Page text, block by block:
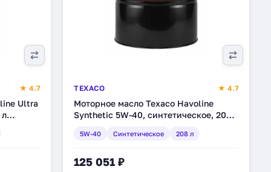
★ 4.7
Ultra
л
TEXACO ★ 4.7
Моторное масло Texaco Havoline
Synthetic 5W-40, синтетическое, 208
5W-40 Синтетическое 208 л
125 051 ₽